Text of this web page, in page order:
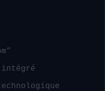
intégré